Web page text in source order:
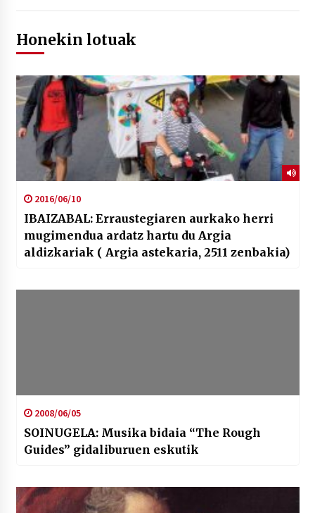
Honekin lotuak
2016/06/10
IBAIZABAL: Erraustegiaren aurkako herri
mugimendua ardatz hartu du Argia
aldizkariak ( Argia astekaria, 2511 zenbakia)
2008/06/05
SOINUGELA: Musika bidaia “The Rough
Guides” gidaliburuen eskutik